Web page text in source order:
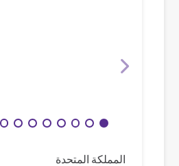
المملكة المتحدة